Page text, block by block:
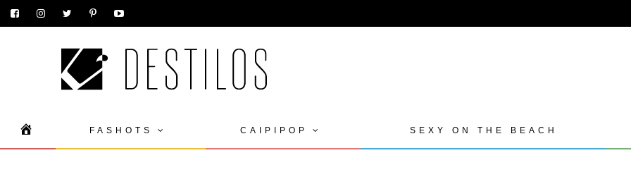
content
FASHOTS CAIPIPOP SEXY ON THE BEACH